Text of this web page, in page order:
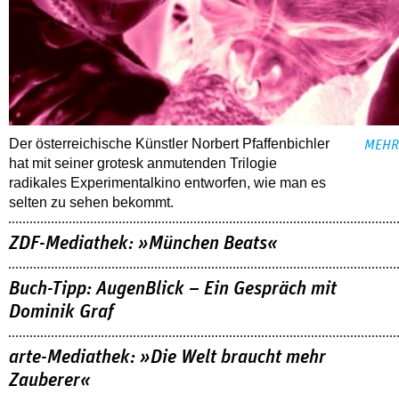
Der österreichische Künstler Norbert Pfaffenbichler
hat mit seiner grotesk anmutenden Trilogie
radikales Experimentalkino entworfen, wie man es
selten zu sehen bekommt.
MEHR
ZDF-Mediathek: »München Beats«
Buch-Tipp: AugenBlick – Ein Gespräch mit
Dominik Graf
arte-Mediathek: »Die Welt braucht mehr
Zauberer«